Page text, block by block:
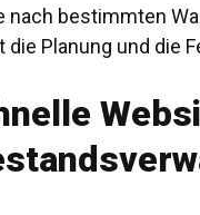
nach bestimmten
Planung und die